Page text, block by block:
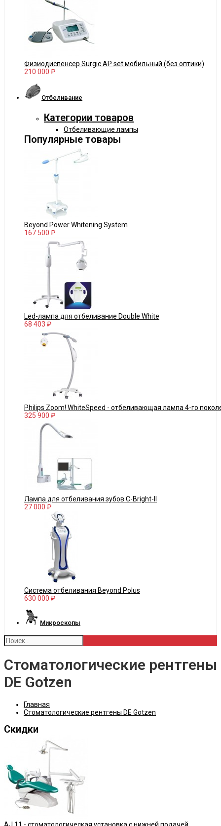
Физиодиспенсер Surgic AP set мобильный (без оптики)
210 000 ₽
Отбеливание
Категории товаров
Отбеливающие лампы
Популярные товары
Beyond Power Whitening System
167 500 ₽
Led-лампа для отбеливание Double White
68 403 ₽
Philips Zoom! WhiteSpeed - отбеливающая лампа 4-го
325 900 ₽
Лампа для отбеливания зубов С-Bright-II
27 000 ₽
Система отбеливания Beyond Polus
630 000 ₽
Микроскопы
Стоматологические рентгены
DE Gotzen
Главная
Стоматологические рентгены DE Gotzen
Скидки